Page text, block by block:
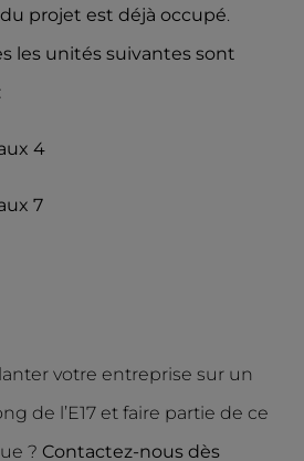
projet est déjà occupé.
les unités suivantes sont
4
7
votre entreprise sur un
de l’E17 et faire partie de ce
? Contactez-nous dès